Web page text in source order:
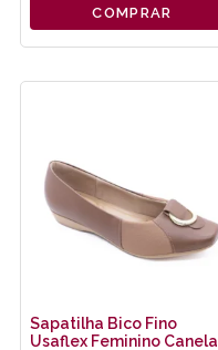
COMPRAR
Sapatilha Bico Fino
Usaflex Feminino Canela